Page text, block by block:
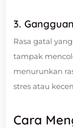
3.
Rasa gatal
tampak
menurunkan
stres atau
Cara